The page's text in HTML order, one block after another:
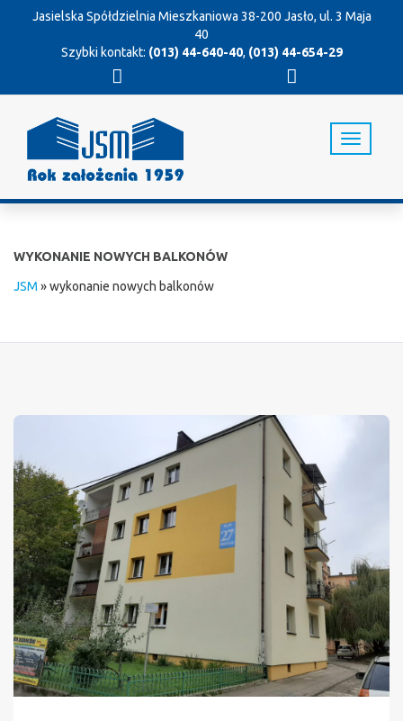
Jasielska Spółdzielnia Mieszkaniowa 38-200 Jasło, ul. 3 Maja
40
Szybki kontakt: (013) 44-640-40, (013) 44-654-29
T
o
WYKONANIE NOWYCH BALKONÓW
JSM »wykonanie nowych balkonów